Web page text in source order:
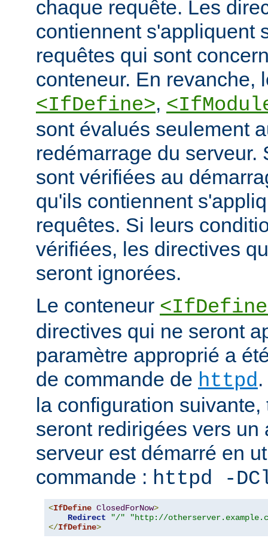
chaque requête. Les
contiennent s'appliquent
requêtes qui sont
conteneur. En revanche,
<IfDefine>,
sont évalués seulement
redémarrage du serveur.
sont vérifiées au
qu'ils contiennent
requêtes. Si leurs
vérifiées, les directives
seront ignorées.
Le conteneur
directives qui ne seront
paramètre approprié a
de commande de httpd
la configuration
seront redirigées vers un
serveur est démarré en
commande : httpd -
<IfDefine ClosedForNow>
Redirect
"/"
"http://
</IfDefine>